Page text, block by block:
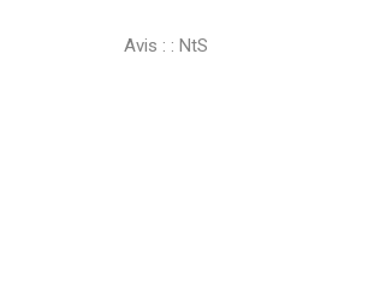
Avis : : NtS